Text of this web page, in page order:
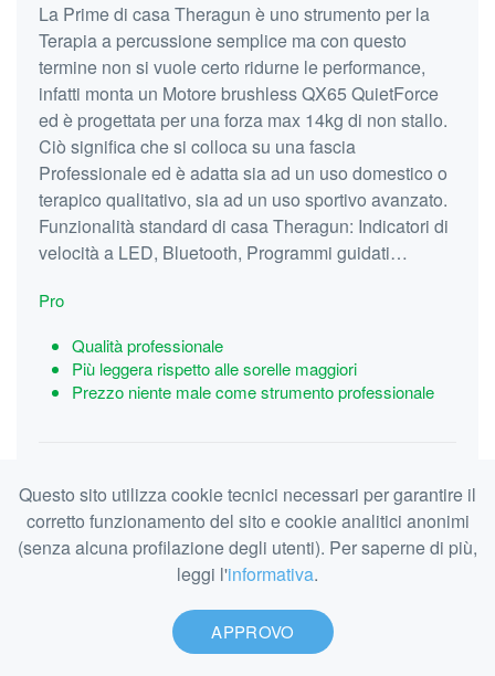
La Prime di casa Theragun è uno strumento per la
Terapia a percussione semplice ma con questo
termine non si vuole certo ridurne le performance,
infatti monta un Motore brushless QX65 QuietForce
ed è progettata per una forza max 14kg di non stallo.
Ciò significa che si colloca su una fascia
Professionale ed è adatta sia ad un uso domestico o
terapico qualitativo, sia ad un uso sportivo avanzato.
Funzionalità standard di casa Theragun: Indicatori di
velocità a LED, Bluetooth, Programmi guidati…
Pro
Qualità professionale
Più leggera rispetto alle sorelle maggiori
Prezzo niente male come strumento professionale
Qualità costruttiva inferiore rispetto a Pro ed Elite
Quattro testine in dotazione anziché 6
Meno resistenza forza in stallo rispetto alle altre
Maggiori informazioni
Guida rapida
Questo sito utilizza cookie tecnici necessari per garantire il
corretto funzionamento del sito e cookie analitici anonimi
(senza alcuna profilazione degli utenti). Per saperne di più,
leggi l'informativa.
APPROVO